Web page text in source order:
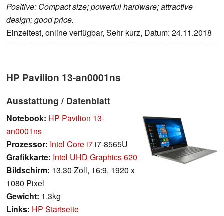
Positive: Compact size; powerful hardware; attractive
design; good price.
Einzeltest, online verfügbar, Sehr kurz, Datum: 24.11.2018
HP Pavilion 13-an0001ns
Ausstattung / Datenblatt
Notebook: HP Pavilion 13-
an0001ns
Prozessor: Intel Core i7 i7-8565U
Grafikkarte: Intel UHD Graphics 620
Bildschirm: 13.30 Zoll, 16:9, 1920 x
1080 Pixel
Gewicht: 1.3kg
Links: HP Startseite